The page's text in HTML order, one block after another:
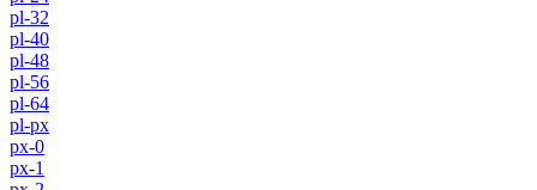
pl-32
pl-40
pl-48
pl-56
pl-64
pl-px
px-0
px-1